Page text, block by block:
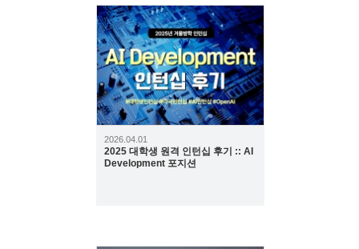
158
2026.04.01
2025 대학생 원격 인턴십 후기 :: AI
Development 포지션